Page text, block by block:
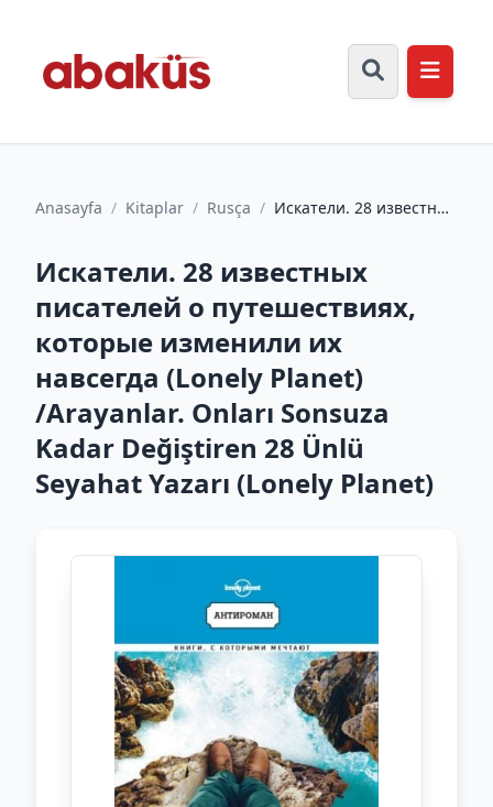
Anasayfa / Kitaplar / Rusça / Искатели. 28 известных
изменили...
Искатели. 28 известных
писателей о путешествиях,
которые изменили их
навсегда (Lonely Planet)
/Arayanlar. Onları Sonsuza
Kadar Değiştiren 28 Ünlü
Seyahat Yazarı (Lonely Planet)